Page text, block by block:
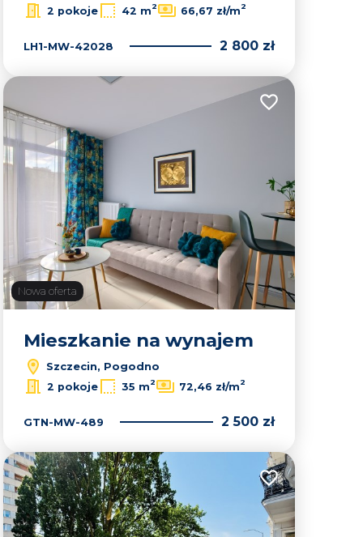
2 pokoje 42 m2 66,67 zł/m2
LH1-MW-42028 2 800 zł
Nowa oferta
Dodaj do
Mieszkanie na wynajem
Szczecin, Pogodno
2 pokoje 35 m2 72,46 zł/m2
GTN-MW-489 2 500 zł
Dodaj do